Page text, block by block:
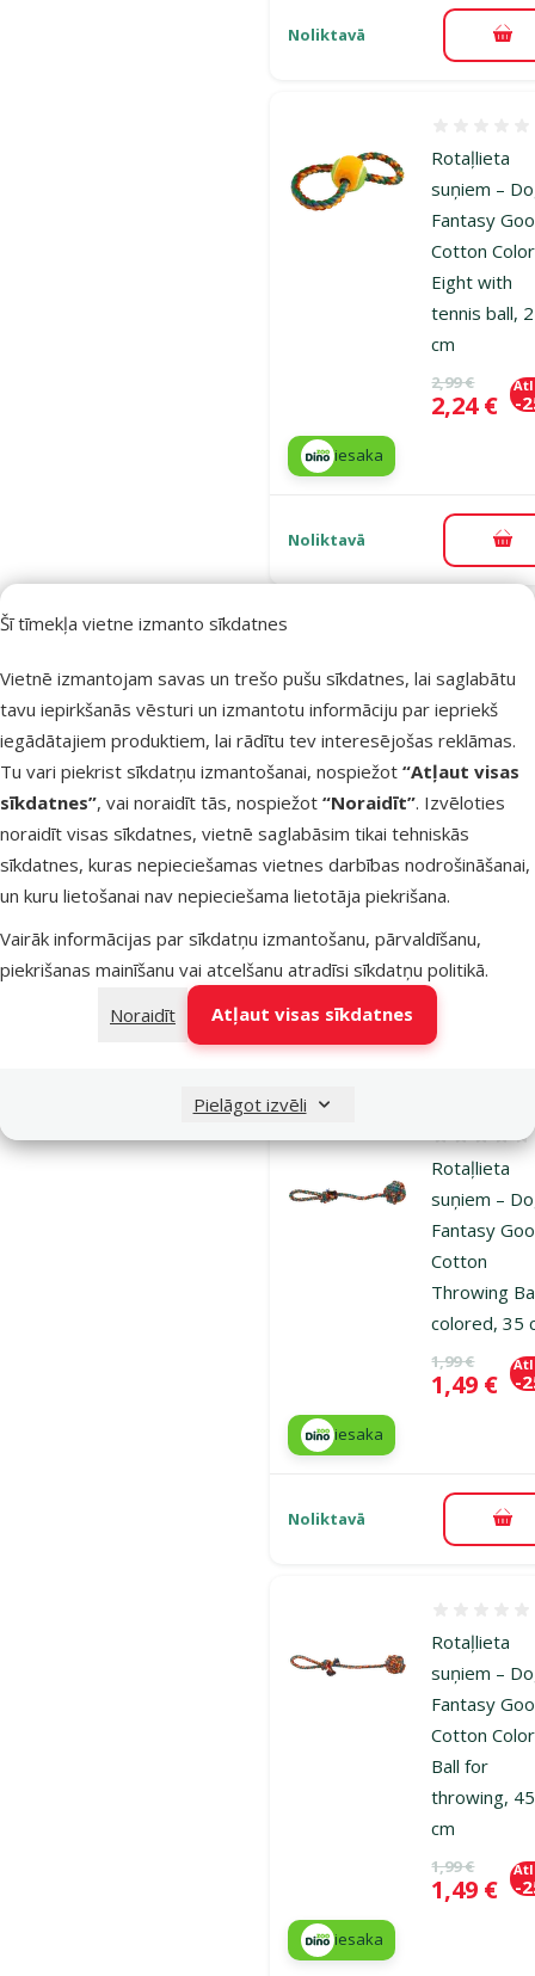
Šī tīmekļa vietne izmanto sīkdatnes
Vietnē izmantojam savas un trešo pušu sīkdatnes, lai saglabātu
tavu iepirkšanās vēsturi un izmantotu informāciju par iepriekš
iegādātajiem produktiem, lai rādītu tev interesējošas reklāmas.
Tu vari piekrist sīkdatņu izmantošanai, nospiežot “Atļaut visas
sīkdatnes”, vai noraidīt tās, nospiežot “Noraidīt”. Izvēloties
noraidīt visas sīkdatnes, vietnē saglabāsim tikai tehniskās
sīkdatnes, kuras nepieciešamas vietnes darbības nodrošināšanai,
un kuru lietošanai nav nepieciešama lietotāja piekrišana.
Vairāk informācijas par sīkdatņu izmantošanu, pārvaldīšanu,
piekrišanas mainīšanu vai atcelšanu atradīsi sīkdatņu politikā.
Noraidīt
Atļaut visas sīkdatnes
Pielāgot izvēli
Noliktavā
Rotaļlieta
suņiem –
Fantasy
Cotton
Eight with
tennis ball,
cm
Oriģinālā
2,99 €
Cena
2,24 € -
iesaka
Noliktavā
suņiem –
DogFantasy
Good's
2 tennis
with 2
cm
Cena
2,98 €
iesaka
Noliktavā
Rotaļlieta
suņiem –
Fantasy
Cotton
Throwing
colored, 35
Atsauksmes
Oriģinālā
1,99 €
Cena
1,49 € -
iesaka
Noliktavā
Rotaļlieta
suņiem –
Fantasy
Cotton
Ball for
throwing, 45
cm
Oriģinālā
1,99 €
Cena
1,49 € -
iesaka